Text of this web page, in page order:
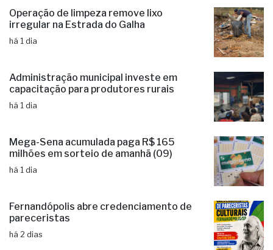
Operação de limpeza remove lixo
irregular na Estrada do Galha
há 1 dia
Administração municipal investe em
capacitação para produtores rurais
há 1 dia
Mega-Sena acumulada paga R$ 165
milhões em sorteio de amanhã (09)
há 1 dia
Fernandópolis abre credenciamento de
pareceristas
há 2 dias